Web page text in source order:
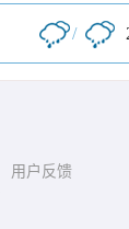
/
用户反馈